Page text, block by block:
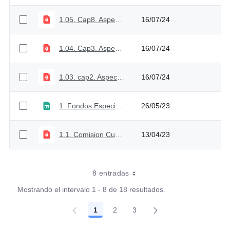
16/07/24
16/07/24
1.03. cap2. Aspectos del Proceso Presupuestal Colombiano 16/07/24
1. Fondos Especiales 2024 26/05/23
13/04/23
8 entradas
Mostrando el intervalo 1 - 8 de 18 resultados.
Página
1 Página
2 Página
3